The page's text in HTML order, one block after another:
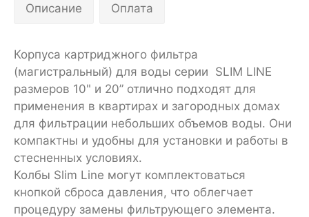
Описание Оплата
Корпуса картриджного фильтра
(магистральный) для воды серии SLIM LINE
размеров 10" и 20” отлично подходят для
применения в квартирах и загородных домах
для фильтрации небольших объемов воды. Они
компактны и удобны для установки и работы в
стесненных условиях.
Колбы Slim Line могут комплектоваться
кнопкой сброса давления, что облегчает
процедуру замены фильтрующего элемента.